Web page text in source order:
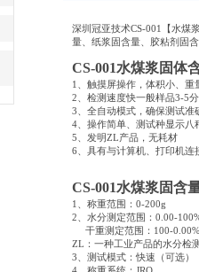
深圳冠亚技术CS-001【水煤
量、纸浆固含量、胶粘剂固
CS-001水煤浆固体
1、触摸屏操作，体积小、重
2、检测速度快一般样品3-5
3、全自动模式，确保测试准
4、操作简单、测试种显示八
5、发明ZL产品，无耗材
6、具有与计算机、打印机连
CS-001水煤浆固含
1、称重范围：0-200g
2、水分测定范围：0.00-
干重测定范围：100-0.00%
ZL：一种工业产品的水分检
3、测试模式：快速（可选）